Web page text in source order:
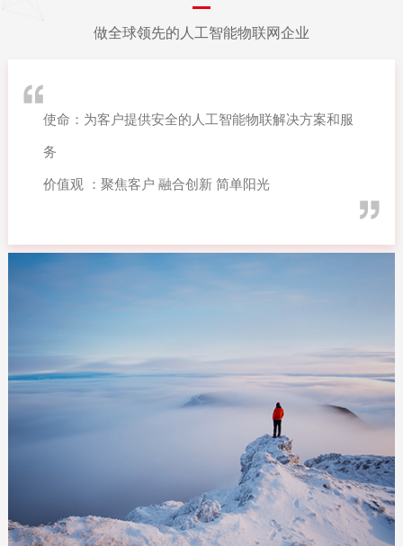
做全球领先的人工智能物联网企业
使命：为客户提供安全的人工智能物联解决方案和服
务
价值观 ：聚焦客户 融合创新 简单阳光